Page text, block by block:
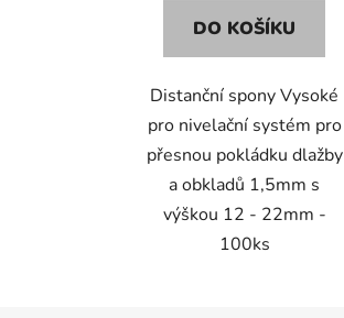
DO KOŠÍKU
Distanční spony Vysoké
pro nivelační systém pro
přesnou pokládku dlažby
a obkladů 1,5mm s
výškou 12 - 22mm -
100ks